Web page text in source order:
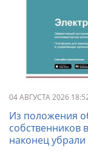
04 АВГУСТА 2026
Из положения
собственников
наконец